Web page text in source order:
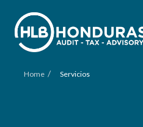
Home / Servicios